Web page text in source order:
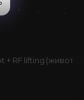
+ RF lifting (живот,